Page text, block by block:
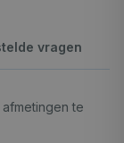
vragen
te